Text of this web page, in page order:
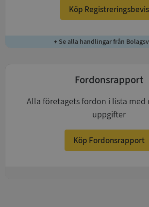
Köp Registreringsbevis
+ Se alla handlingar från
Fordonsrapport
Alla företagets fordon i lista med
uppgifter
Köp Fordonsrapport